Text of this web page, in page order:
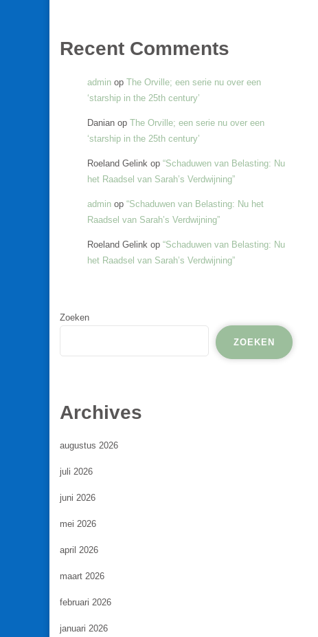
Recent Comments
admin op The Orville; een serie nu over een
‘starship in the 25th century’
Danian op The Orville; een serie nu over een
‘starship in the 25th century’
Roeland Gelink op “Schaduwen van Belasting: Nu
het Raadsel van Sarah’s Verdwijning”
admin op “Schaduwen van Belasting: Nu het
Raadsel van Sarah’s Verdwijning”
Roeland Gelink op “Schaduwen van Belasting: Nu
het Raadsel van Sarah’s Verdwijning”
Zoeken
ZOEKEN
Archives
augustus 2026
juli 2026
juni 2026
mei 2026
april 2026
maart 2026
februari 2026
januari 2026